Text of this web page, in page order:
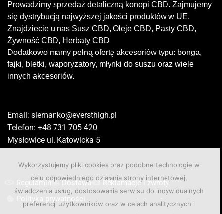
Prowadzimy sprzedaż detaliczną konopi CBD. Zajmujemy
się dystrybucją najwyższej jakości produktów w UE.
Znajdziecie u nas Susz CBD, Oleje CBD, Pasty CBD,
Żywność CBD, Herbaty CBD
Dodatkowo mamy pełną ofertę akcesoriów typu: bonga,
fajki, bletki, waporyzatory, młynki do suszu oraz wiele
innych akcesoriów.
Email: siemanko@eversthigh.pl
Telefon: +48 731 705 420
Mysłowice ul. Katowicka 5
Regulamin Dostawa
Reklamacje i zwroty
Polityka prywatności
Wykorzystujemy pliki cookies oraz podobne technologie w
celu odpowiedniego działania strony internetowej,
świadczenia usług, dostosowania serwisu do indywidualnych
preferencji użytkowników oraz w celach analitycznych i